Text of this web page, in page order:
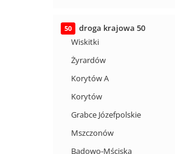
50
droga krajowa 50
Wiskitki
Żyrardów
Korytów A
Korytów
Grabce Józefpolskie
Mszczonów
Badowo-Mściska